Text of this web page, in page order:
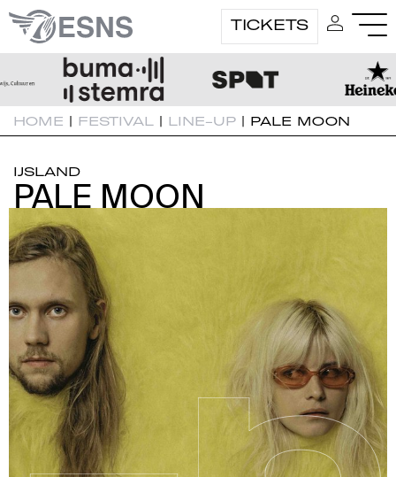
TICKETS
HOME | FESTIVAL | LINE-UP | PALE MOON
IJSLAND
PALE MOON
PALE MOON